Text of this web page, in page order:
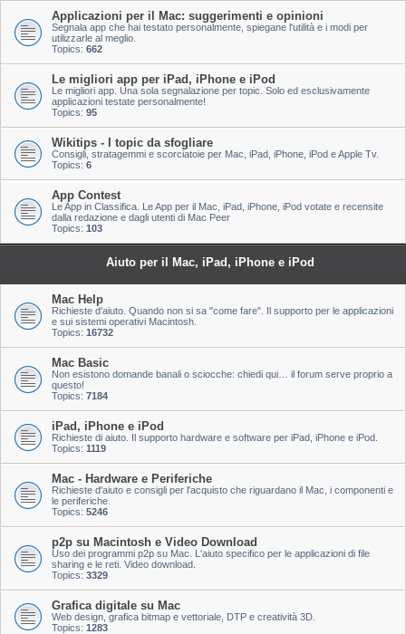
Applicazioni per il Mac: suggerimenti e opinioni
Segnala app che hai testato personalmente, spiegane l'utilità e i modi per
utilizzarle al meglio.
Topics: 662
Le migliori app per iPad, iPhone e iPod
Le migliori app. Una sola segnalazione per topic. Solo ed esclusivamente
applicazioni testate personalmente!
Topics: 95
Wikitips - I topic da sfogliare
Consigli, stratagemmi e scorciatoie per Mac, iPad, iPhone, iPod e Apple Tv.
Topics: 6
App Contest
Le App in Classifica. Le App per il Mac, iPad, iPhone, iPod votate e recensite
dalla redazione e dagli utenti di Mac Peer
Topics: 103
Aiuto per il Mac, iPad, iPhone e iPod
Mac Help
Richieste d'aiuto. Quando non si sa "come fare". Il supporto per le applicazioni
e sui sistemi operativi Macintosh.
Topics: 16732
Mac Basic
Non esistono domande banali o sciocche: chiedi qui… il forum serve proprio a
questo!
Topics: 7184
iPad, iPhone e iPod
Richieste di aiuto. Il supporto hardware e software per iPad, iPhone e iPod.
Topics: 1119
Mac - Hardware e Periferiche
Richieste d'aiuto e consigli per l'acquisto che riguardano il Mac, i componenti e
le periferiche.
Topics: 5246
p2p su Macintosh e Video Download
Uso dei programmi p2p su Mac. L'aiuto specifico per le applicazioni di file
sharing e le reti. Video download.
Topics: 3329
Grafica digitale su Mac
Web design, grafica bitmap e vettoriale, DTP e creatività 3D.
Topics: 1283